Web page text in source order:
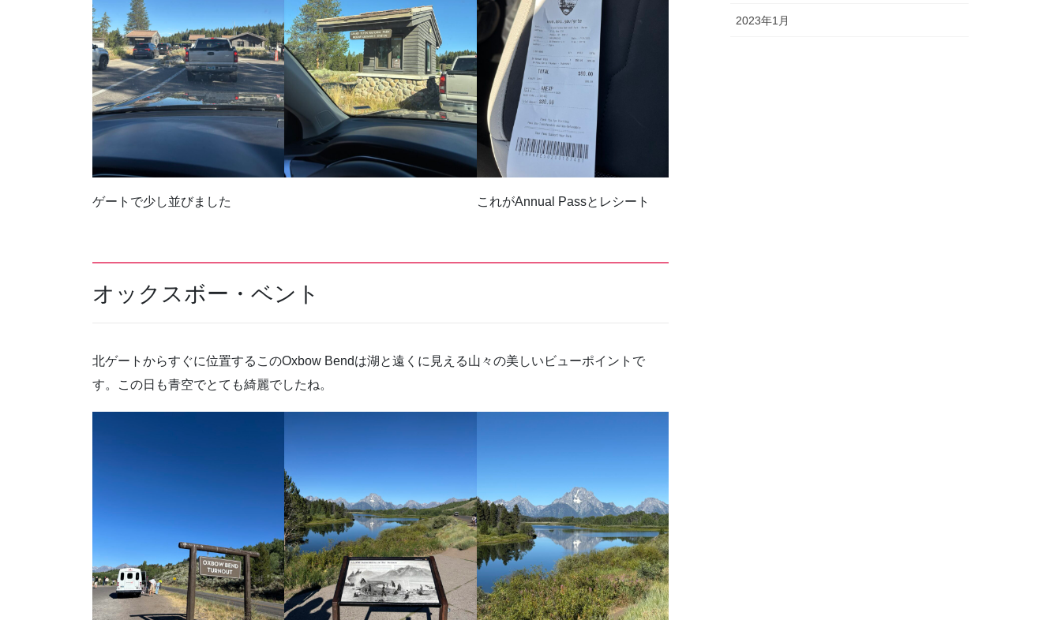
ゲートで少し並びました これがAnnual Passとレシート
オックスボー・ベント
北ゲートからすぐに位置するこのOxbow Bendは湖と遠くに見える山々の美しいビューポイントで
す。この日も青空でとても綺麗でしたね。
2023年1月